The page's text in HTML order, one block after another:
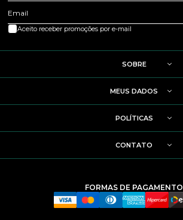
Email
Aceito receber promoções por e-mail
SOBRE
MEUS DADOS
POLÍTICAS
CONTATO
FORMAS DE PAGAMENTO